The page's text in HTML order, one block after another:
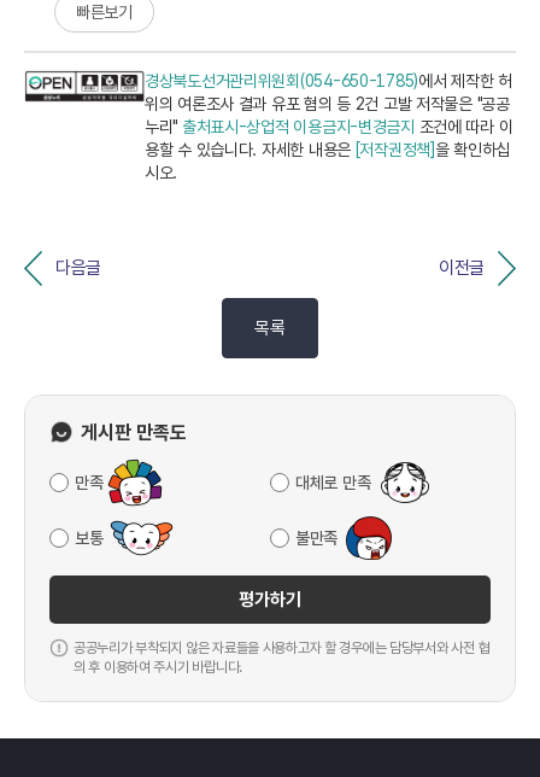
빠른보기
경상북도선거관리위원회(054-650-1785)에서 제작한 허
위의 여론조사 결과 유포 혐의 등 2건 고발 저작물은 "공공
누리" 출처표시-상업적 이용금지-변경금지 조건에 따라 이
용할 수 있습니다. 자세한 내용은 [저작권정책]을 확인하십
시오.
다음글 이전글
목록
게시판 만족도
만족 대체로 만족
보통 불만족
평가하기
공공누리가 부착되지 않은 자료들을 사용하고자 할 경우에는 담당부서와 사전 협
의 후 이용하여 주시기 바랍니다.